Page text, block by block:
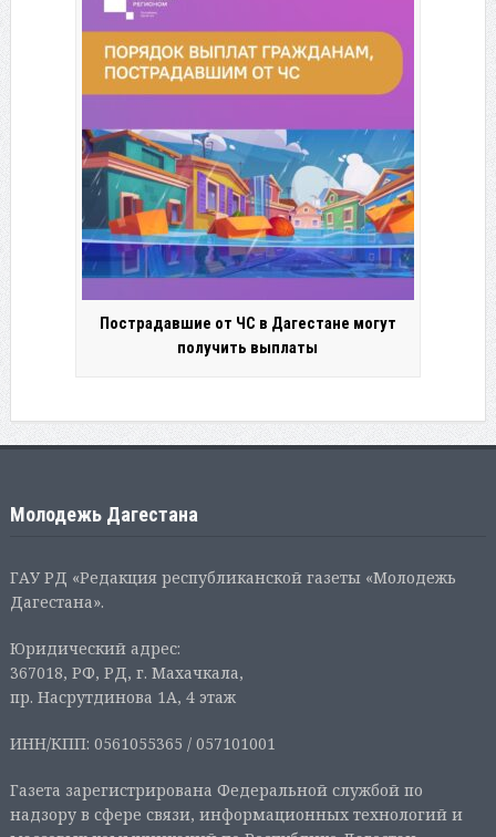
Пострадавшие от ЧС в Дагестане могут
получить выплаты
Молодежь Дагестана
ГАУ РД «Редакция республиканской газеты «Молодежь
Дагестана».
Юридический адрес:
367018, РФ, РД, г. Махачкала,
пр. Насрутдинова 1А, 4 этаж
ИНН/КПП: 0561055365 / 057101001
Газета зарегистрирована Федеральной службой по
надзору в сфере связи, информационных технологий и